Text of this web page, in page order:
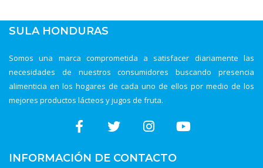
SULA HONDURAS
Somos una marca comprometida a satisfacer diariamente las
necesidades de nuestros consumidores buscando presencia
alimenticia en los hogares de cada uno de ellos por medio de los
mejores productos lácteos y jugos de fruta.
INFORMACIÓN DE CONTACTO